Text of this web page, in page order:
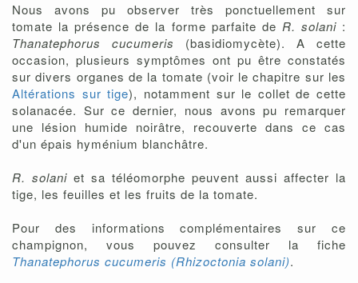
Nous avons pu observer très ponctuellement sur
tomate la présence de la forme parfaite de R. solani :
Thanatephorus cucumeris (basidiomycète). A cette
occasion, plusieurs symptômes ont pu être constatés
sur divers organes de la tomate (voir le chapitre sur les
Altérations sur tige), notamment sur le collet de cette
solanacée. Sur ce dernier, nous avons pu remarquer
une lésion humide noirâtre, recouverte dans ce cas
d'un épais hyménium blanchâtre.
R. solani et sa téléomorphe peuvent aussi affecter la
tige, les feuilles et les fruits de la tomate.
Pour des informations complémentaires sur ce
champignon, vous pouvez consulter la fiche
Thanatephorus cucumeris (Rhizoctonia solani).